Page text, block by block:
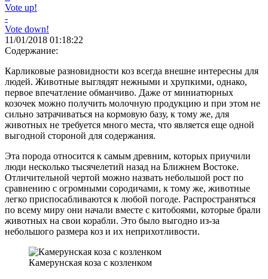
Vote up!
-
Vote down!
11/01/2018 01:18:22
Содержание:
Карликовые разновидности коз всегда внешне интересны для
людей. Животные выглядят нежными и хрупкими, однако,
первое впечатление обманчиво. Даже от миниатюрных
козочек можно получить молочную продукцию и при этом не
сильно затрачиваться на кормовую базу, к тому же, для
животных не требуется много места, что является еще одной
выгодной стороной для содержания.
Эта порода относится к самым древним, которых приучили
люди несколько тысячелетий назад на Ближнем Востоке.
Отличительной чертой можно назвать небольшой рост по
сравнению с огромными сородичами, к тому же, животные
легко приспосабливаются к любой погоде. Распространяться
по всему миру они начали вместе с китобоями, которые брали
животных на свои корабли. Это было выгодно из-за
небольшого размера коз и их неприхотливости.
Камерунская коза с козленком